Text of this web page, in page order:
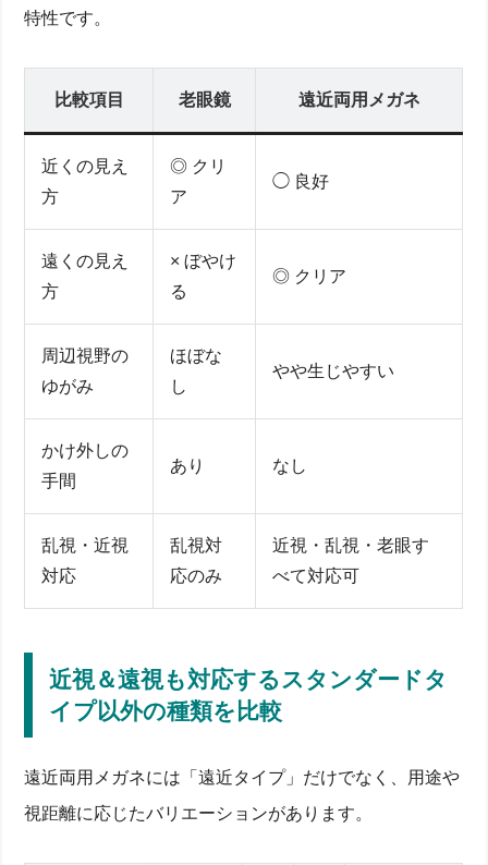
特性です。
比較項目 老眼鏡 遠近両用メガネ
近くの見え
方
◎ クリ
ア
◯ 良好
遠くの見え
方
× ぼやけ
る
◎ クリア
周辺視野の
ゆがみ
ほぼな
し
やや生じやすい
かけ外しの
手間
あり なし
乱視・近視
対応
乱視対
応のみ
近視・乱視・老眼す
べて対応可
近視＆遠視も対応するスタンダードタ
イプ以外の種類を比較
遠近両用メガネには「遠近タイプ」だけでなく、用途や
視距離に応じたバリエーションがあります。